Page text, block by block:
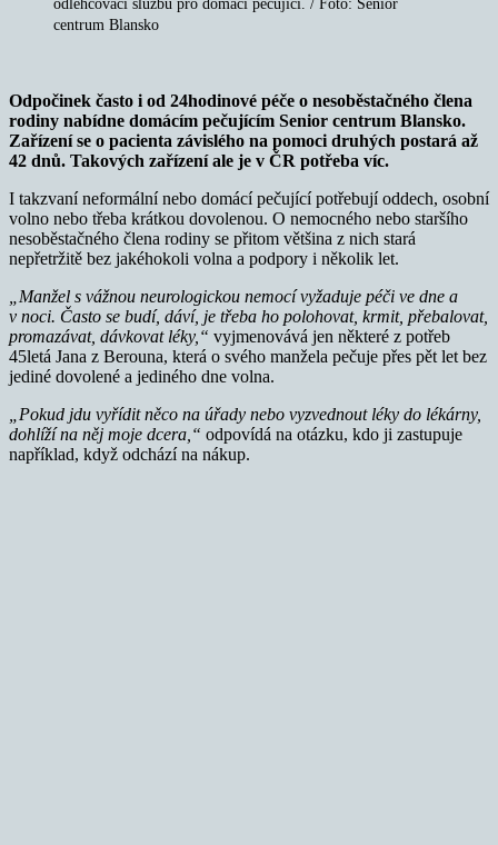
odlehčovací službu pro domácí pečující. / Foto: Senior
centrum Blansko
Odpočinek často i od 24hodinové péče o nesoběstačného člena
rodiny nabídne domácím pečujícím Senior centrum Blansko.
Zařízení se o pacienta závislého na pomoci druhých postará až
42 dnů. Takových zařízení ale je v ČR potřeba víc.
I takzvaní neformální nebo domácí pečující potřebují oddech, osobní
volno nebo třeba krátkou dovolenou. O nemocného nebo staršího
nesoběstačného člena rodiny se přitom většina z nich stará
nepřetržitě bez jakéhokoli volna a podpory i několik let.
„Manžel s vážnou neurologickou nemocí vyžaduje péči ve dne a
v noci. Často se budí, dáví, je třeba ho polohovat, krmit, přebalovat,
promazávat, dávkovat léky,“ vyjmenovává jen některé z potřeb
45letá Jana z Berouna, která o svého manžela pečuje přes pět let bez
jediné dovolené a jediného dne volna.
„Pokud jdu vyřídit něco na úřady nebo vyzvednout léky do lékárny,
dohlíží na něj moje dcera,“ odpovídá na otázku, kdo ji zastupuje
například, když odchází na nákup.